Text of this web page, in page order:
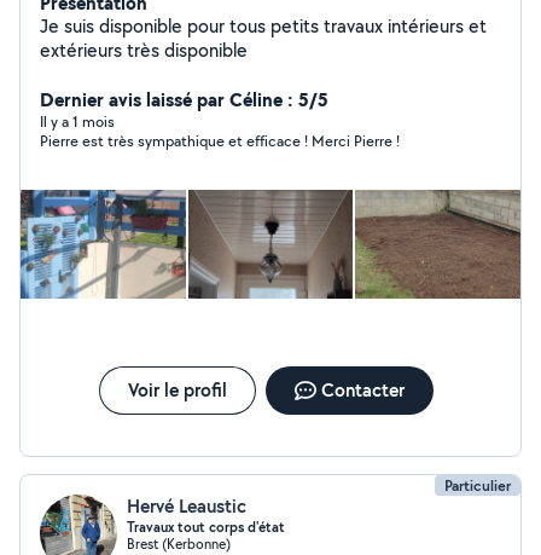
Je suis disponible pour tous petits travaux intérieurs et
extérieurs très disponible
Dernier avis laissé par Céline : 5/5
Il y a 1 mois
Pierre est très sympathique et efficace ! Merci Pierre !
Voir le profil Contacter
Particulier
Hervé Leaustic
Travaux tout corps d'état
Brest (Kerbonne)